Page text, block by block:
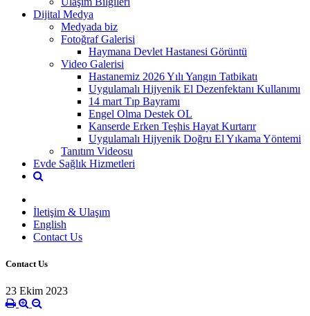
Dijital Medya
Medyada biz
Fotoğraf Galerisi
Haymana Devlet Hastanesi Görüntü
Video Galerisi
Hastanemiz 2026 Yılı Yangın Tatbikatı
Uygulamalı Hijyenik El Dezenfektanı Kullanımı
14 mart Tıp Bayramı
Engel Olma Destek OL
Kanserde Erken Teşhis Hayat Kurtarır
Uygulamalı Hijyenik Doğru El Yıkama Yöntemi
Tanıtım Videosu
Evde Sağlık Hizmetleri
İletişim & Ulaşım
English
Contact Us
Contact Us
23 Ekim 2023